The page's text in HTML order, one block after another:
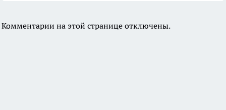
Комментарии на этой странице отключены.